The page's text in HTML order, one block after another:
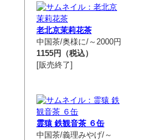
老北京茉莉花茶
中国茶/奥様に/～2000円
1155円（税込）
[販売終了]
霊猿 鉄観音茶 ６缶
中国茶/義理みやげ/～